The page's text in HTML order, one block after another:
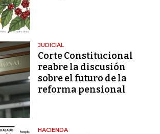
JUDICIAL
Corte Constitucional
reabre la discusión
sobre el futuro de la
reforma pensional
HACIENDA